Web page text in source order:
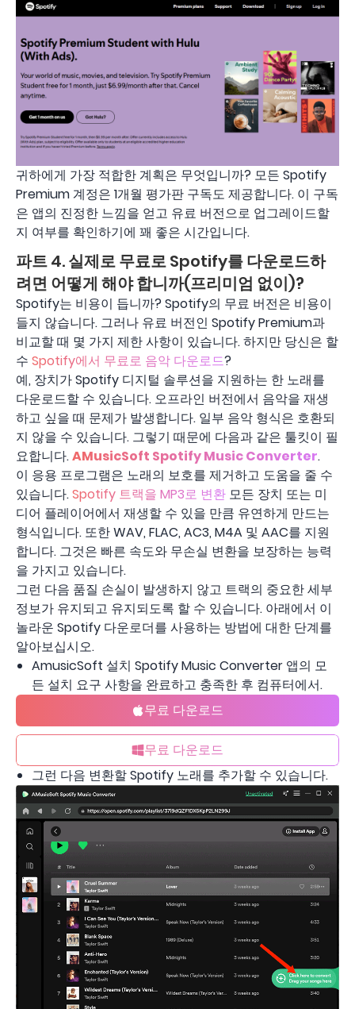
귀하에게 가장 적합한 계획은 무엇입니까? 모든 Spotify
Premium 계정은 1개월 평가판 구독도 제공합니다. 이 구독
은 앱의 진정한 느낌을 얻고 유료 버전으로 업그레이드할
지 여부를 확인하기에 꽤 좋은 시간입니다.
파트 4. 실제로 무료로 Spotify를 다운로드하
려면 어떻게 해야 합니까(프리미엄 없이)?
Spotify는 비용이 듭니까? Spotify의 무료 버전은 비용이
들지 않습니다. 그러나 유료 버전인 Spotify Premium과
비교할 때 몇 가지 제한 사항이 있습니다. 하지만 당신은 할
수 Spotify에서 무료로 음악 다운로드?
예, 장치가 Spotify 디지털 솔루션을 지원하는 한 노래를
다운로드할 수 있습니다. 오프라인 버전에서 음악을 재생
하고 싶을 때 문제가 발생합니다. 일부 음악 형식은 호환되
지 않을 수 있습니다. 그렇기 때문에 다음과 같은 툴킷이 필
요합니다.AMusicSoft Spotify Music Converter.
이 응용 프로그램은 노래의 보호를 제거하고 도움을 줄 수
있습니다.Spotify 트랙을 MP3로 변환 모든 장치 또는 미
디어 플레이어에서 재생할 수 있을 만큼 유연하게 만드는
형식입니다. 또한 WAV, FLAC, AC3, M4A 및 AAC를 지원
합니다. 그것은 빠른 속도와 무손실 변환을 보장하는 능력
을 가지고 있습니다.
그런 다음 품질 손실이 발생하지 않고 트랙의 중요한 세부
정보가 유지되고 유지되도록 할 수 있습니다. 아래에서 이
놀라운 Spotify 다운로더를 사용하는 방법에 대한 단계를
알아보십시오.
AmusicSoft 설치 Spotify Music Converter 앱의 모
든 설치 요구 사항을 완료하고 충족한 후 컴퓨터에서.
무료 다운로드
무료 다운로드
그런 다음 변환할 Spotify 노래를 추가할 수 있습니다.